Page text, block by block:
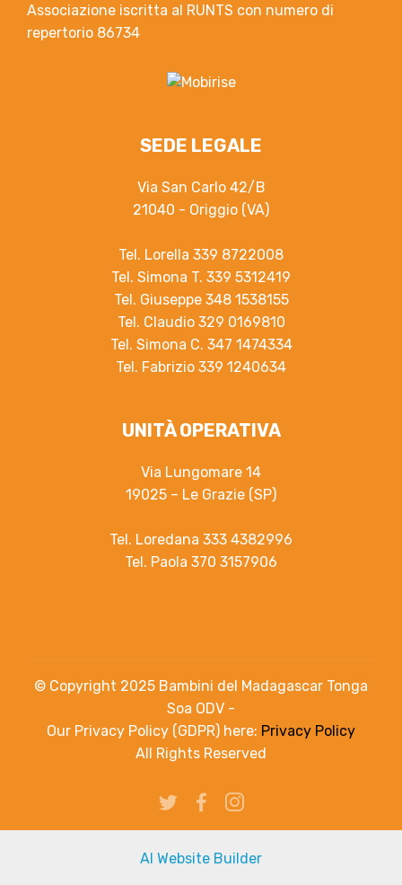
Associazione iscritta al RUNTS con numero di
repertorio 86734
SEDE LEGALE
Via San Carlo 42/B
21040 - Origgio (VA)
Tel. Lorella 339 8722008
Tel. Simona T. 339 5312419
Tel. Giuseppe 348 1538155
Tel. Claudio 329 0169810
Tel. Simona C. 347 1474334
Tel. Fabrizio 339 1240634
UNITÀ OPERATIVA
Via Lungomare 14
19025 – Le Grazie (SP)
Tel. Loredana 333 4382996
Tel. Paola 370 3157906
© Copyright 2025 Bambini del Madagascar Tonga
Soa ODV -
Our Privacy Policy (GDPR) here: Privacy Policy
All Rights Reserved
AI Website Builder